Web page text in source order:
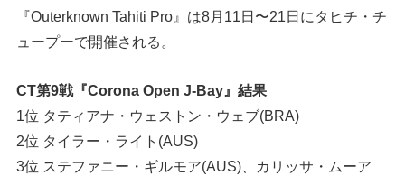
『Outerknown Tahiti Pro』は8月11日〜21日にタヒチ・チ
ュープーで開催される。
CT第9戦『Corona Open J-Bay』結果
1位 タティアナ・ウェストン・ウェブ(BRA)
2位 タイラー・ライト(AUS)
3位 ステファニー・ギルモア(AUS)、カリッサ・ムーア